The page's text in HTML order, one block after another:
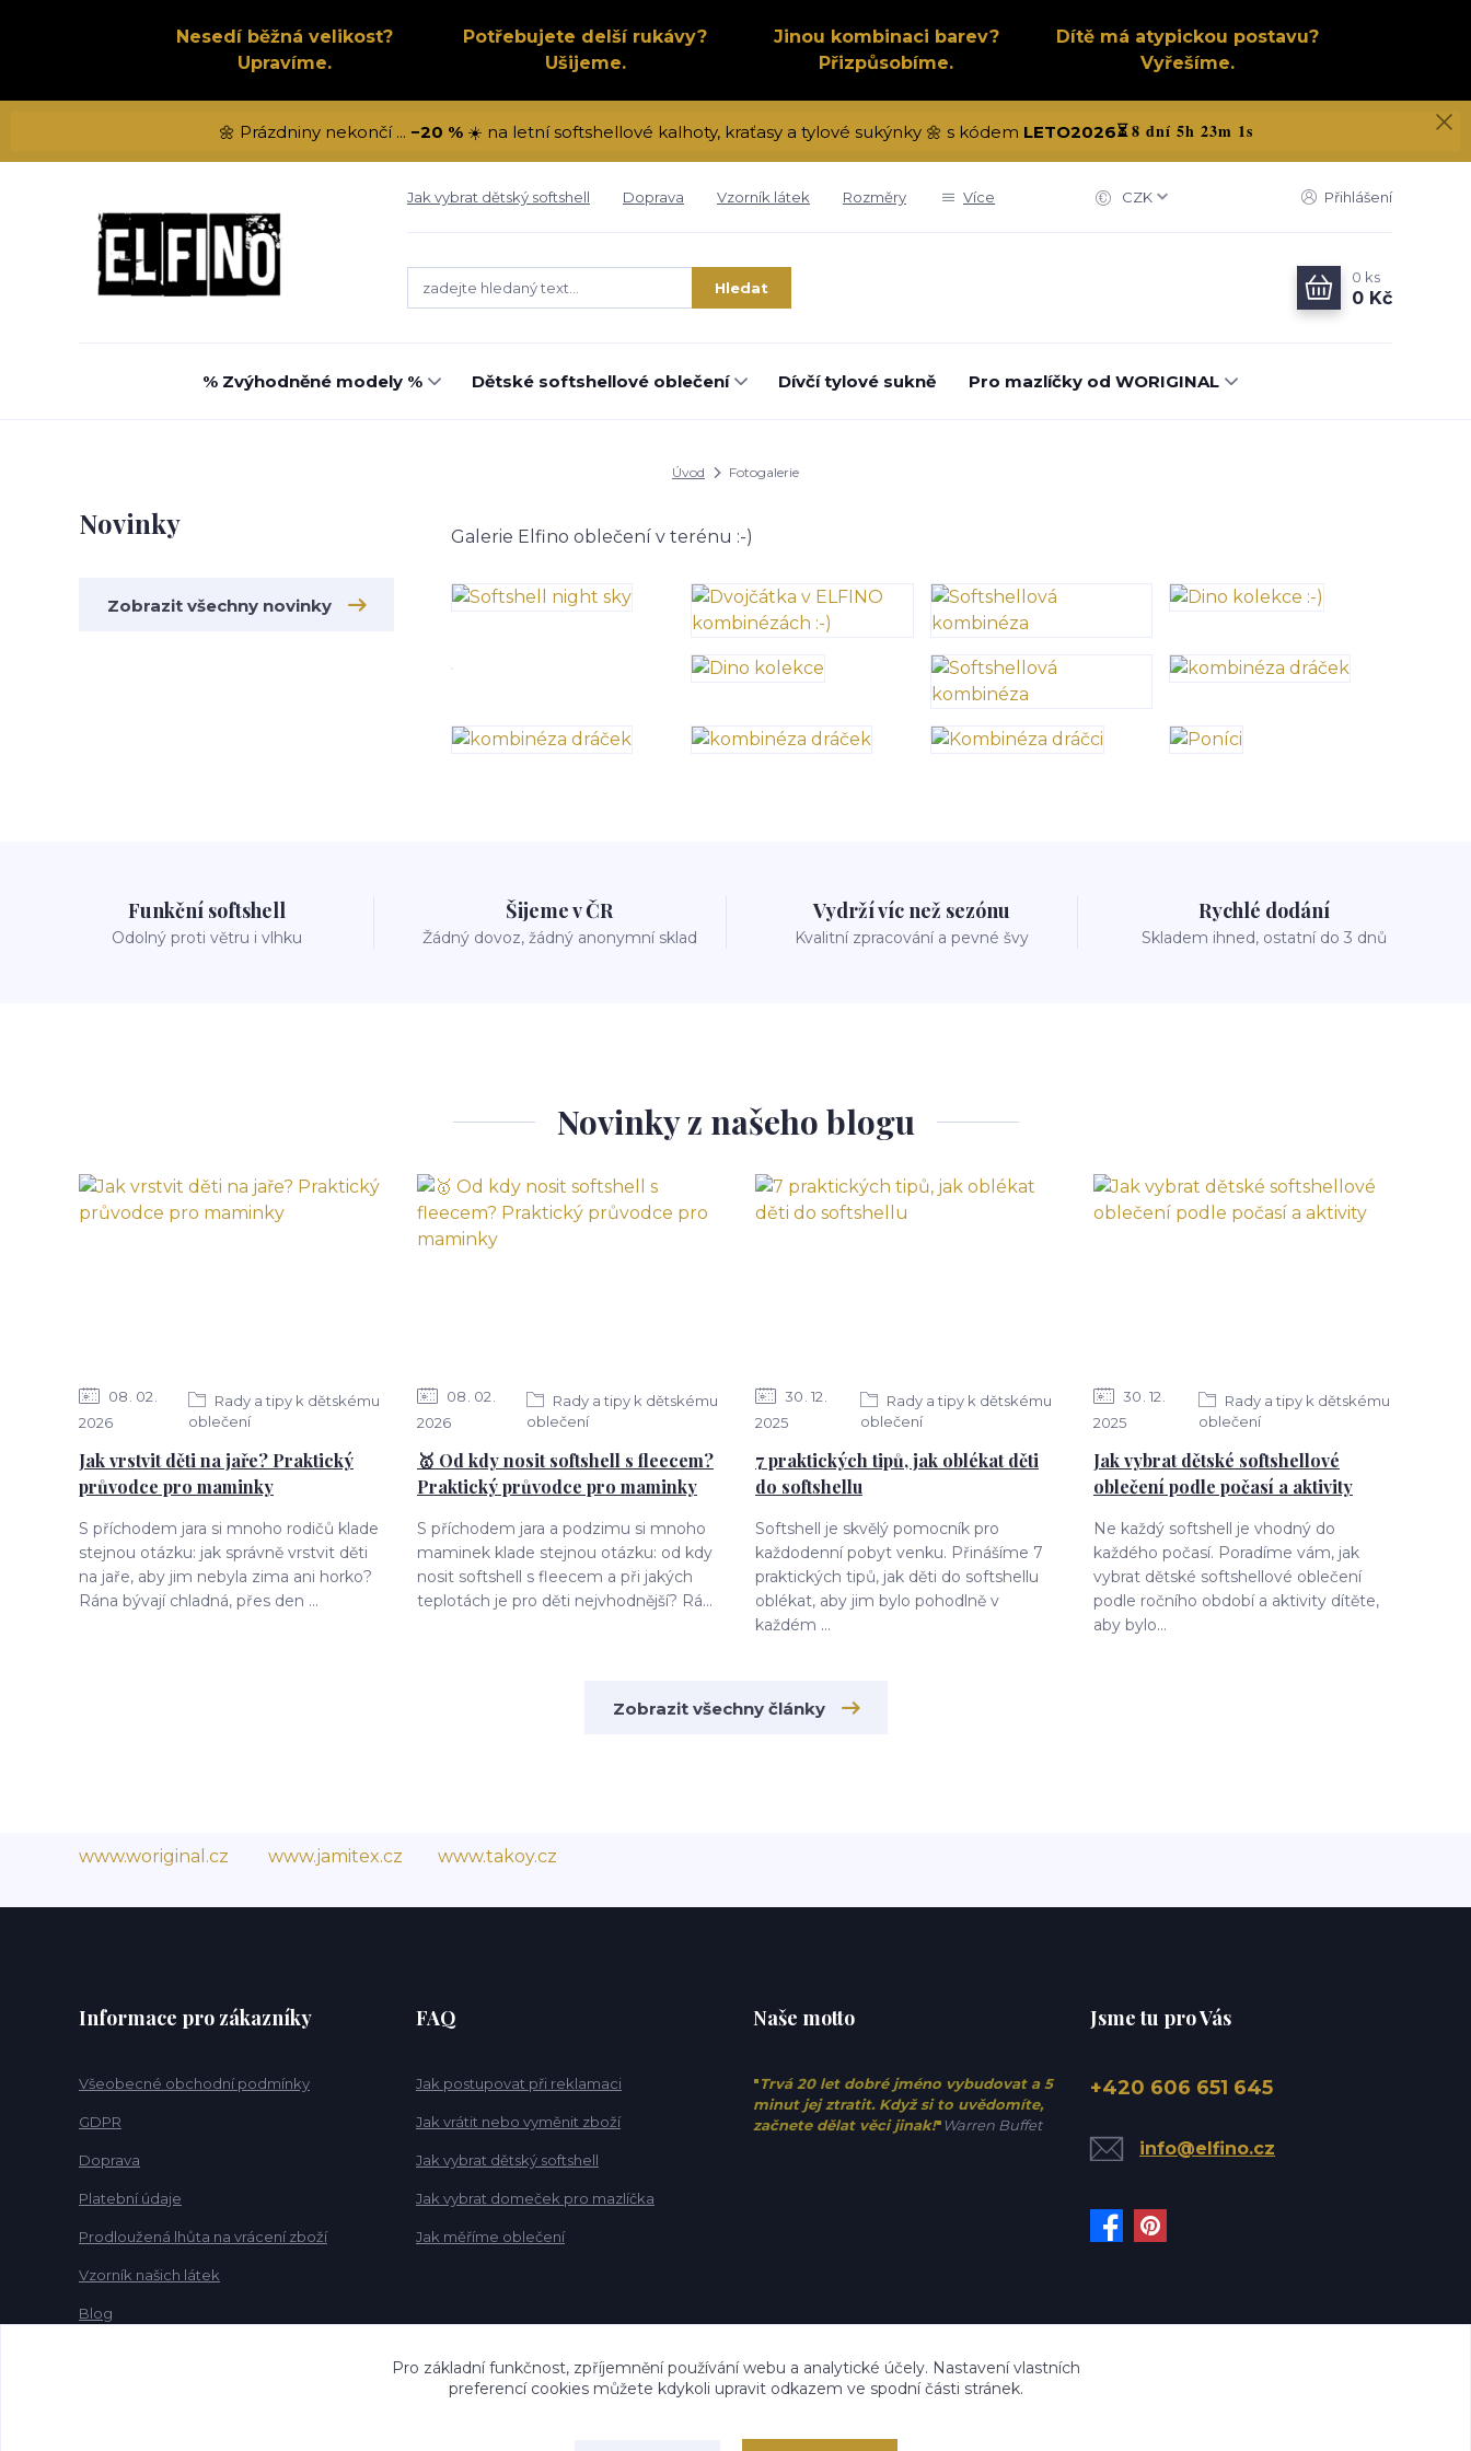
Nesedí běžná velikost?
Upravíme.
Potřebujete delší rukávy?
Ušijeme.
Jinou kombinaci barev?
Přizpůsobíme.
Dítě má atypickou postavu?
Vyřešíme.
🌼 Prázdniny nekončí ... −20 %☀️ na letní softshellové kalhoty, kraťasy a tylové sukýnky 🌼 s kódem LETO2026⏳8 dní 5h 23m 1s
Jak vybrat dětský softshell Doprava Vzorník látek Rozměry Více CZK Přihlášení
Hledat
0 ks
0 Kč
% Zvýhodněné modely % Dětské softshellové oblečení Dívčí tylové sukně Pro mazlíčky od WORIGINAL
Úvod Fotogalerie
Novinky
Zobrazit všechny novinky
Galerie Elfino oblečení v terénu :-)
Funkční softshell
Odolný proti větru i vlhku
Šijeme v ČR
Žádný dovoz, žádný anonymní sklad
Vydrží víc než sezónu
Kvalitní zpracování a pevné švy
Rychlé dodání
Skladem ihned, ostatní do 3 dnů
Novinky z našeho blogu
08 02
2026
Rady a tipy k dětskému
oblečení
Jak vrstvit děti na jaře? Praktický
průvodce pro maminky
S příchodem jara si mnoho rodičů klade
stejnou otázku: jak správně vrstvit děti
na jaře, aby jim nebyla zima ani horko?
Rána bývají chladná, přes den ...
08 02
2026
Rady a tipy k dětskému
oblečení
🥇 Od kdy nosit softshell s fleecem?
Praktický průvodce pro maminky
S příchodem jara a podzimu si mnoho
maminek klade stejnou otázku: od kdy
nosit softshell s fleecem a při jakých
teplotách je pro děti nejvhodnější? Rá...
30 12
2025
Rady a tipy k dětskému
oblečení
7 praktických tipů, jak oblékat děti
do softshellu
Softshell je skvělý pomocník pro
každodenní pobyt venku. Přinášíme 7
praktických tipů, jak děti do softshellu
oblékat, aby jim bylo pohodlně v
každém ...
30 12
2025
Rady a tipy k dětskému
oblečení
Jak vybrat dětské softshellové
oblečení podle počasí a aktivity
Ne každý softshell je vhodný do
každého počasí. Poradíme vám, jak
vybrat dětské softshellové oblečení
podle ročního období a aktivity dítěte,
aby bylo...
Zobrazit všechny články
www.woriginal.cz www.jamitex.cz www.takoy.cz
Informace pro zákazníky
Všeobecné obchodní podmínky
GDPR
Doprava
Platební údaje
Prodloužená lhůta na vrácení zboží
Vzorník našich látek
Blog
FAQ
Jak postupovat při reklamaci
Jak vrátit nebo vyměnit zboží
Jak vybrat dětský softshell
Jak vybrat domeček pro mazlíčka
Jak měříme oblečení
Naše motto
"Trvá 20 let dobré jméno vybudovat a 5
minut jej ztratit. Když si to uvědomíte,
začnete dělat věci jinak!" Warren Buffet
Jsme tu pro Vás
+420 606 651 645
info@elfino.cz
Pro základní funkčnost, zpříjemnění používání webu a analytické účely. Nastavení vlastních
preferencí cookies můžete kdykoli upravit odkazem ve spodní části stránek.